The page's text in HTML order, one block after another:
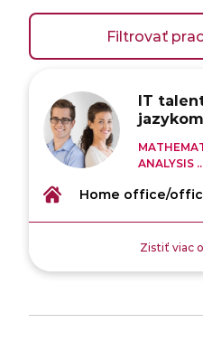
Filtrovať
IT
ANALYSIS
Home office/
Zistiť viac